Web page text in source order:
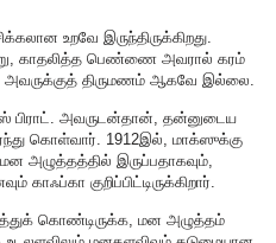
உறவே இருந்திருக்கிறது.‌
காதலித்த பெண்ணை அவரால் கரம்
அவருக்குத் திருமணம் ஆகவே இல்லை.
பிராட். அவருடன்தான், தன்னுடைய
கொள்வார்‌. 1912இல், மாக்ஸுக்கு
அழுத்தத்தில் இருப்பதாகவும்,
குறிப்பிட்டிருக்கிறார்.
கொண்டிருக்க, மன அழுத்தம்